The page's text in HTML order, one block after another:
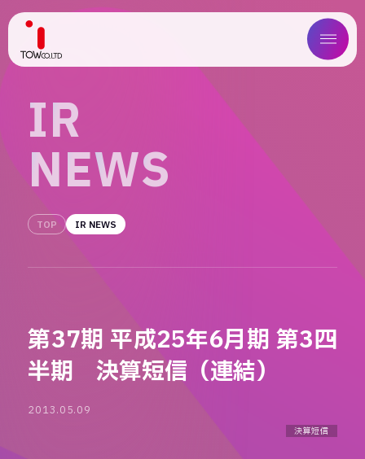
ABOUT US
WORKS
COMPANY
IR
IR
NEWS
TOP IR NEWS
第37期 平成25年6月期 第3四
半期 決算短信（連結）
2013.05.09
決算短信